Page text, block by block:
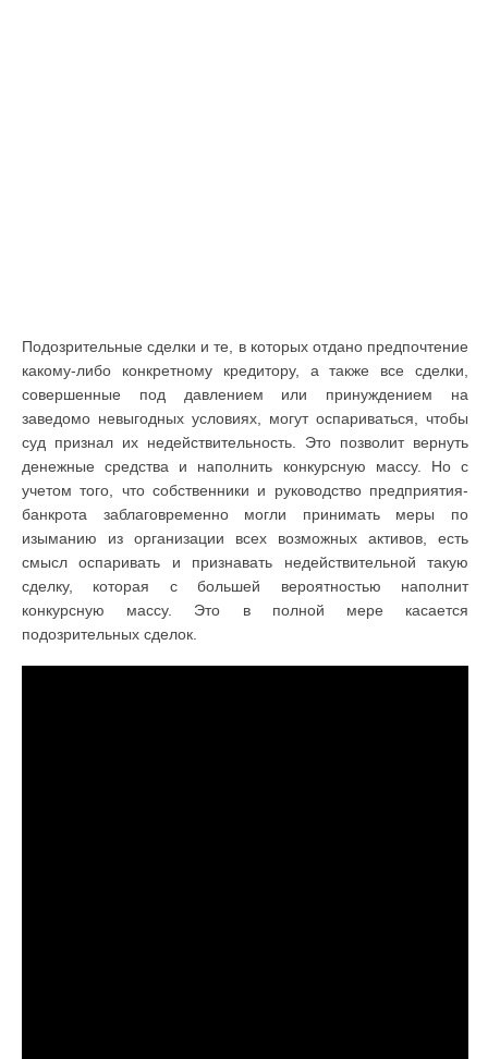
Подозрительные сделки и те, в которых отдано предпочтение
какому-либо конкретному кредитору, а также все сделки,
совершенные под давлением или принуждением на
заведомо невыгодных условиях, могут оспариваться, чтобы
суд признал их недействительность. Это позволит вернуть
денежные средства и наполнить конкурсную массу. Но с
учетом того, что собственники и руководство предприятия-
банкрота заблаговременно могли принимать меры по
изыманию из организации всех возможных активов, есть
смысл оспаривать и признавать недействительной такую
сделку, которая с большей вероятностью наполнит
конкурсную массу. Это в полной мере касается
подозрительных сделок.